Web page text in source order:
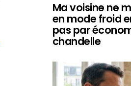
Ma voisine ne
en mode froid
pas par
chandelle